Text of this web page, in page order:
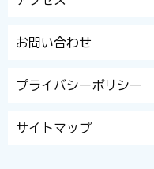
お問い合わせ
プライバシーポリシー
サイトマップ